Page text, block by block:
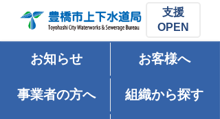
支援
お知らせ お客様へ
事業者の方へ 組織から探す